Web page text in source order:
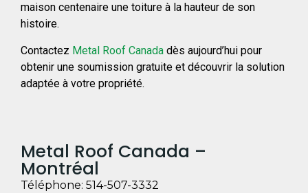
maison centenaire une toiture à la hauteur de son
histoire.
Contactez Metal Roof Canada dès aujourd’hui pour
obtenir une soumission gratuite et découvrir la solution
adaptée à votre propriété.
Metal Roof Canada –
Montréal
Téléphone: 514-507-3332